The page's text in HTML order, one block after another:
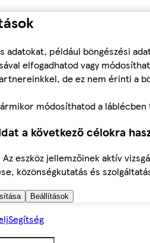
adatokat, például böngészési
elfogadhatod vagy
de ez nem érinti a
módosíthatod a
a következő célokra
Az eszköz jellemzőinek aktív
közönségkutatás és
Beállítások
Segítség